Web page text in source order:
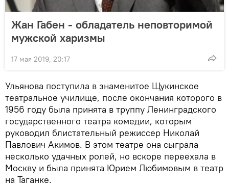
Жан Габен - обладатель неповторимой
мужской харизмы
17 мая 2019, 20:17
Ульянова поступила в знаменитое Щукинское
театральное училище, после окончания которого в
1956 году была принята в труппу Ленинградского
государственного театра комедии, которым
руководил блистательный режиссер Николай
Павлович Акимов. В этом театре она сыграла
несколько удачных ролей, но вскоре переехала в
Москву и была принята Юрием Любимовым в театр
на Таганке.